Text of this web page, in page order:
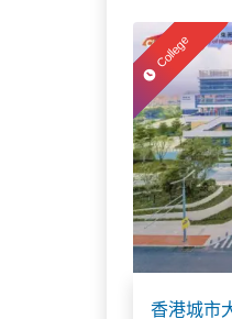
College
香港城市